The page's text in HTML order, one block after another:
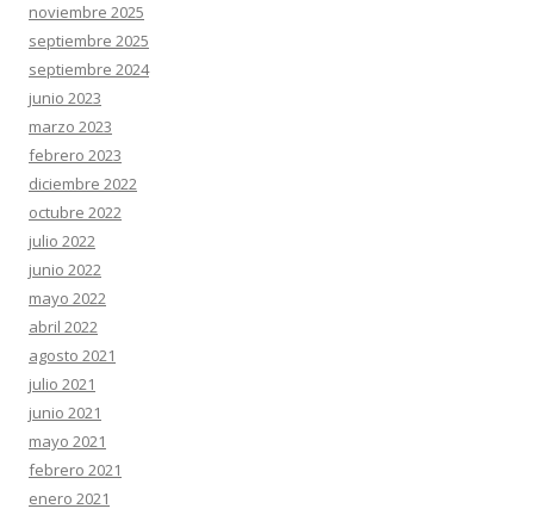
noviembre 2025
septiembre 2025
septiembre 2024
junio 2023
marzo 2023
febrero 2023
diciembre 2022
octubre 2022
julio 2022
junio 2022
mayo 2022
abril 2022
agosto 2021
julio 2021
junio 2021
mayo 2021
febrero 2021
enero 2021